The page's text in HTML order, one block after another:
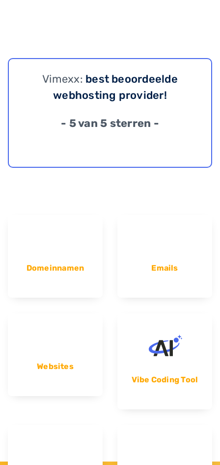
Vimexx: best beoordeelde
webhosting provider!
- 5 van 5 sterren -
Domeinnamen Emails
Websites
Vibe Coding Tool